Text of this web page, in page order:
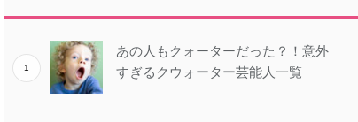
あの人もクォーターだった？！意外
すぎるクウォーター芸能人一覧